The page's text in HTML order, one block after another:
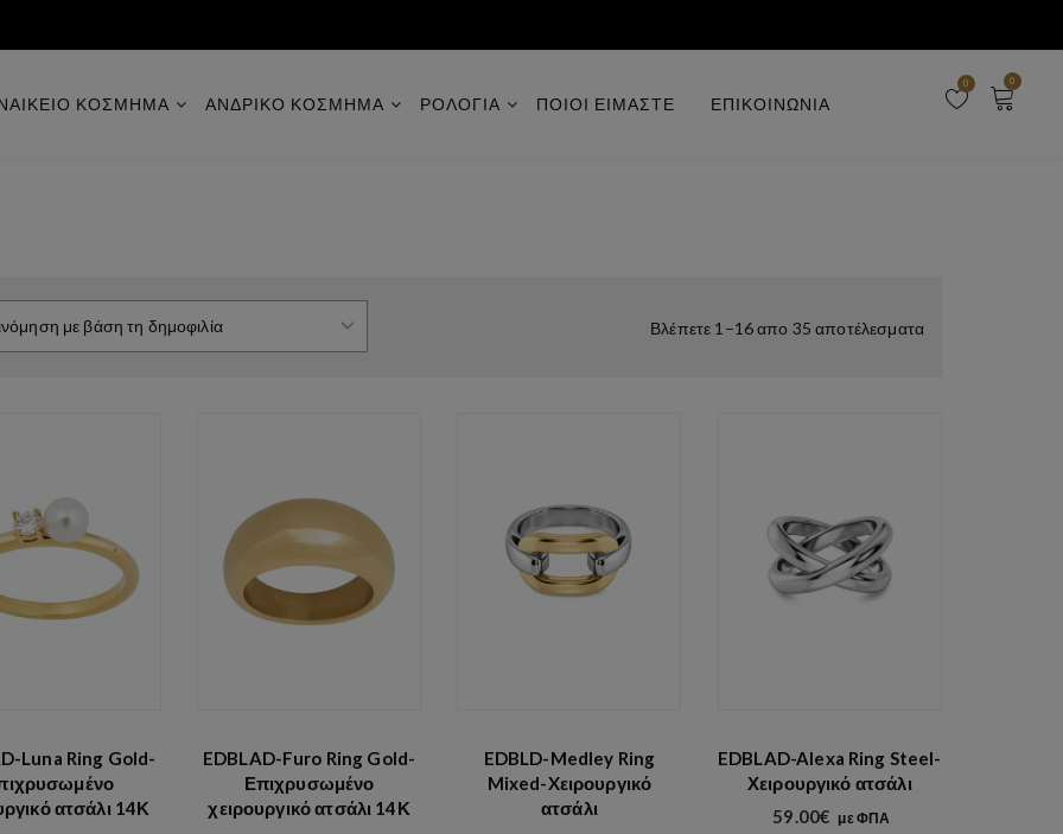
ΚΟΣΜΗΜΑ ΑΝΔΡΙΚΟ ΚΟΣΜΗΜΑ ΡΟΛΟΓΙΑ ΠΟΙΟΙ ΕΙΜΑΣΤΕ ΕΠΙΚΟΙΝΩΝΙΑ
0 0
Βλέπετε 1–16 απο 35 αποτέλεσματαΤ
ο
Luna Ring Gold-
ατσάλι 14Κ
EDBLAD-Furo Ring Gold-
Επιχρυσωμένο
χειρουργικό ατσάλι 14Κ
EDBLD-Medley Ring
Mixed-Xειρουργικό
ατσάλι
EDBLAD-Alexa Ring Steel-
Χειρουργικό ατσάλι
59.00€ με ΦΠΑ